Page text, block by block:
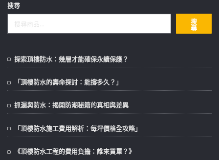
搜尋
搜
尋
探索頂樓防水：幾層才能確保永續保護？
「頂樓防水的壽命探討：能撐多久？」
抓漏與防水：揭開防潮秘籍的真相與差異
「頂樓防水施工費用解析：每坪價格全攻略」
《頂樓防水工程的費用負擔：誰來買單？》